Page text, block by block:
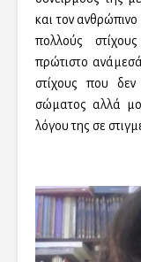
και τον
πολλούς
πρώτιστο
στίχους που
σώματος αλλά
λόγου της σε